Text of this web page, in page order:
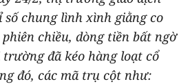
số chung lình xình giằng co
chiều, dòng tiền bất ngờ
đã kéo hàng loạt cổ
đó, các mã trụ cột như: